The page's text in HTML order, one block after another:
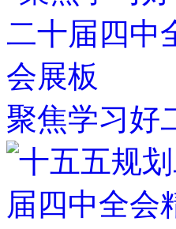
聚焦学习好